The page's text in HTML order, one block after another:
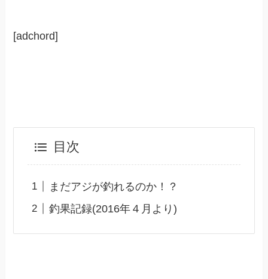
[adchord]
目次
まだアジが釣れるのか！？
釣果記録(2016年４月より)